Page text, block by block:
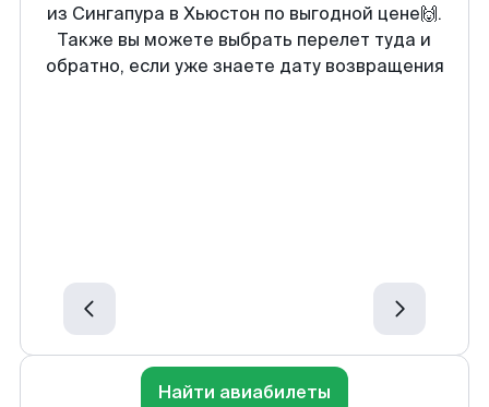
из Сингапура в Хьюстон по выгодной цене🙌.
Также вы можете выбрать перелет туда и
обратно, если уже знаете дату возвращения
Найти авиабилеты